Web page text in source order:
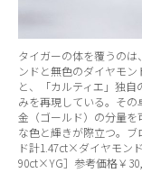
タイガーの体を覆うの
ンドと無色のダイヤモ
と、「カルティエ」独
みを再現している。そ
金（ゴールド）の分量
な色と輝きが際立つ。
ド計1.47ct×ダイヤモン
90ct×YG］参考価格￥